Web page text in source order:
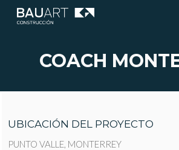
COACH
UBICACIÓN DEL PROYECTO
PUNTO VALLE, MONTERREY